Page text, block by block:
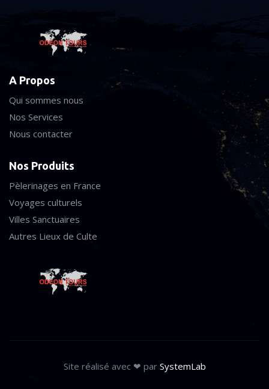
A Propos
Qui sommes nous
Nos Services
Nous contacter
Nos Produits
Pèlerinages en France
Voyages culturels
Villes Sanctuaires
Autres Lieux de Culte
Site réalisé avec ❤ par SystemLab